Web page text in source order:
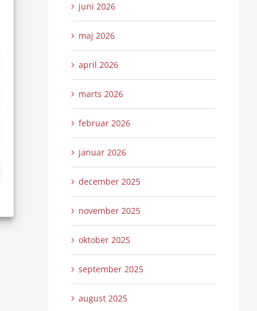
juni 2026
maj 2026
april 2026
marts 2026
februar 2026
januar 2026
december 2025
november 2025
oktober 2025
september 2025
august 2025